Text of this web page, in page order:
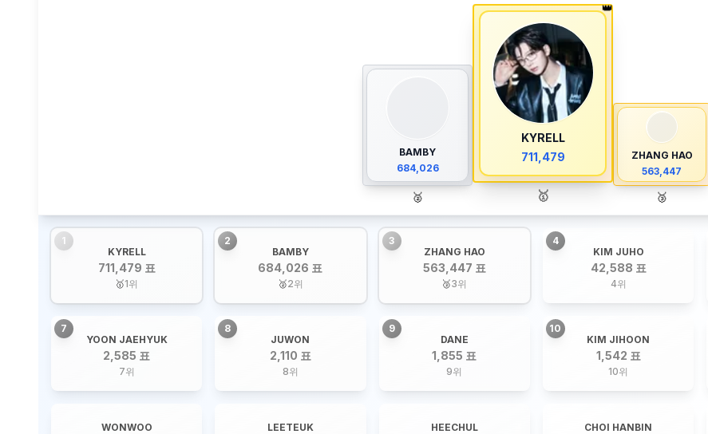
BAMBY
684,026
🥈
👑
KYRELL
711,479
🥇
ZHANG HAO
563,447
🥉
1
KYRELL
711,479 표
🥇1위
2
BAMBY
684,026 표
🥈2위
3
ZHANG HAO
563,447 표
🥉3위
4
KIM JUHO
42,588 표
4위
7
YOON JAEHYUK
2,585 표
7위
8
JUWON
2,110 표
8위
9
DANE
1,855 표
9위
10
KIM JIHOON
1,542 표
10위
WONWOO LEETEUK HEECHUL CHOI HANBIN